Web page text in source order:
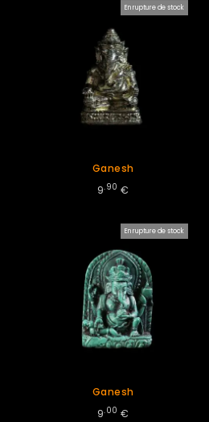
En rupture de stock
Ganesh
9.90 €
En rupture de stock
Ganesh
9.00 €